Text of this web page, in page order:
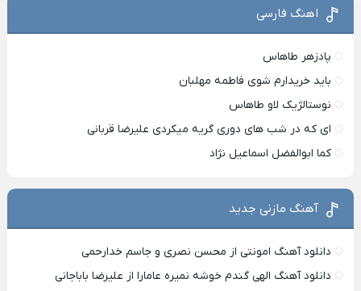
اهنگ فارسی
پادزهر طاهاس
باید خریدارم شوی فاطمه مهلبان
نوستالژیک لاو طاهاس
ای که در شب های دوری گریه میکردی علیرضا قربانی
کما ابوالفضل اسماعیل نژاد
آهنگ مازنی جدید
دانلود آهنگ امونتی از محسن نصری و جاسم خدارحمی
دانلود آهنگ الهی گندم خوشه نمیره عامارا از علیرضا باباجانی